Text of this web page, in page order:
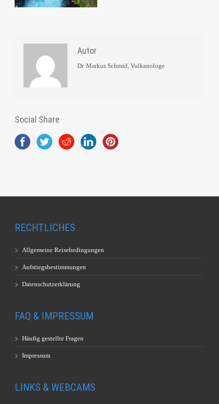
Autor
Dr. Markus Schmid, Vulkanologe
Social Share
RECHTLICHES
Allgemeine Reisebedingungen
Aufstiegsbestimmungen
Datenschutzerklärung
FAQ & IMPRESSUM
Häufig gestellte Fragen
Impressum
LINKS & WEBCAMS